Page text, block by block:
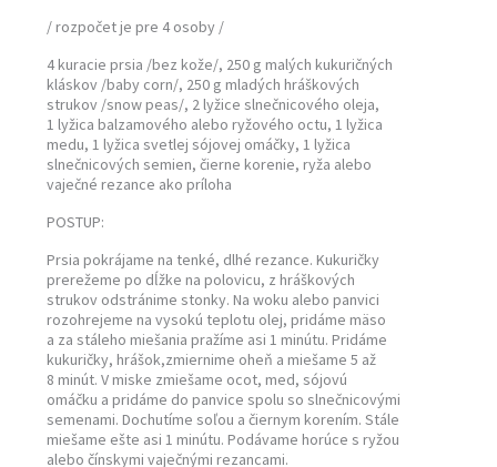
/ rozpočet je pre 4 osoby /
4 kuracie prsia /bez kože/, 250 g malých kukuričných
kláskov /baby corn/, 250 g mladých hráškových
strukov /snow peas/, 2 lyžice slnečnicového oleja,
1 lyžica balzamového alebo ryžového octu, 1 lyžica
medu, 1 lyžica svetlej sójovej omáčky, 1 lyžica
slnečnicových semien, čierne korenie, ryža alebo
vaječné rezance ako príloha
POSTUP:
Prsia pokrájame na tenké, dlhé rezance. Kukuričky
prerežeme po dĺžke na polovicu, z hráškových
strukov odstránime stonky. Na woku alebo panvici
rozohrejeme na vysokú teplotu olej, pridáme mäso
a za stáleho miešania pražíme asi 1 minútu. Pridáme
kukuričky, hrášok,zmiernime oheň a miešame 5 až
8 minút. V miske zmiešame ocot, med, sójovú
omáčku a pridáme do panvice spolu so slnečnicovými
semenami. Dochutíme soľou a čiernym korením. Stále
miešame ešte asi 1 minútu. Podávame horúce s ryžou
alebo čínskymi vaječnými rezancami.